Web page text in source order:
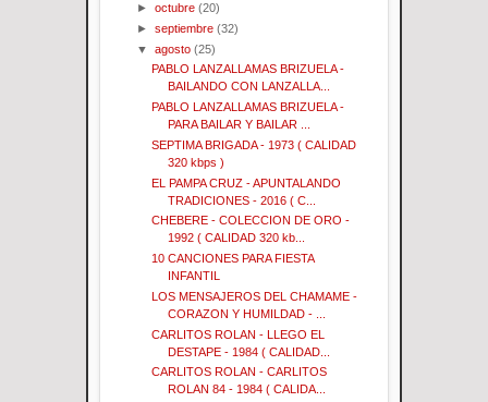
►octubre (20)
►septiembre (32)
▼agosto (25)
PABLO LANZALLAMAS BRIZUELA -
BAILANDO CON LANZALLA...
PABLO LANZALLAMAS BRIZUELA -
PARA BAILAR Y BAILAR ...
SEPTIMA BRIGADA - 1973 ( CALIDAD
320 kbps )
EL PAMPA CRUZ - APUNTALANDO
TRADICIONES - 2016 ( C...
CHEBERE - COLECCION DE ORO -
1992 ( CALIDAD 320 kb...
10 CANCIONES PARA FIESTA
INFANTIL
LOS MENSAJEROS DEL CHAMAME -
CORAZON Y HUMILDAD - ...
CARLITOS ROLAN - LLEGO EL
DESTAPE - 1984 ( CALIDAD...
CARLITOS ROLAN - CARLITOS
ROLAN 84 - 1984 ( CALIDA...